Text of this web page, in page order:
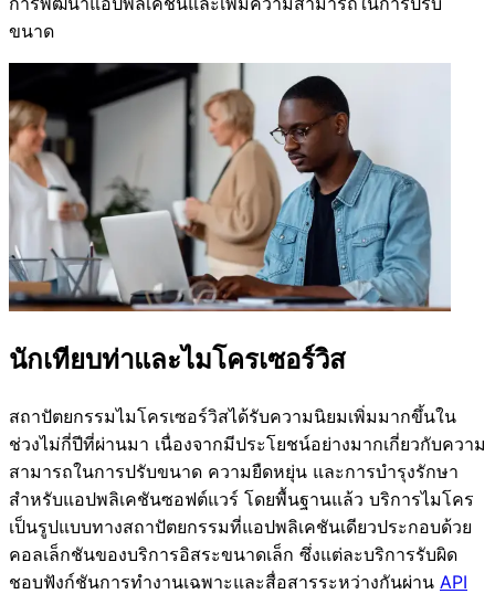
ขนาด
นักเทียบท่าและไมโครเซอร์วิส
สถาปัตยกรรมไมโครเซอร์วิสได้รับความนิยมเพิ่มมากขึ้นใน
ช่วงไม่กี่ปีที่ผ่านมา เนื่องจากมีประโยชน์อย่างมากเกี่ยวกับความ
สามารถในการปรับขนาด ความยืดหยุ่น และการบำรุงรักษา
สำหรับแอปพลิเคชันซอฟต์แวร์ โดยพื้นฐานแล้ว บริการไมโคร
เป็นรูปแบบทางสถาปัตยกรรมที่แอปพลิเคชันเดียวประกอบด้วย
คอลเล็กชันของบริการอิสระขนาดเล็ก ซึ่งแต่ละบริการรับผิด
ชอบฟังก์ชันการทำงานเฉพาะและสื่อสารระหว่างกันผ่าน API